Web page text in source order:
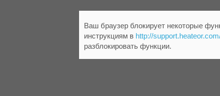
Ваш браузер блокирует некоторые
инструкциям в http://
разблокировать функции.